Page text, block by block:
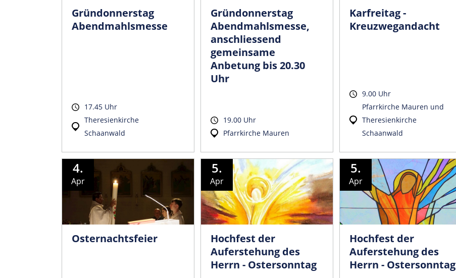
Gründonnerstag
Abendmahlsmesse
17.45 Uhr
Theresienkirche
Schaanwald
Gründonnerstag
Abendmahlsmesse,
anschliessend
gemeinsame
Anbetung bis 20.30
Uhr
19.00 Uhr
Pfarrkirche Mauren
Karfreitag -
Kreuzwegandacht
9.00 Uhr
Pfarrkirche Mauren und
Theresienkirche
Schaanwald
4.
Apr
Osternachtsfeier
5.
Apr
Hochfest der
Auferstehung des
Herrn - Ostersonntag
5.
Apr
Hochfest der
Auferstehung des
Herrn - Ostersonntag